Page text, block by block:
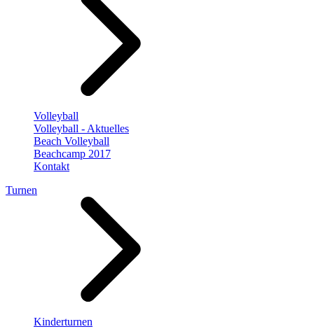
Volleyball
Volleyball - Aktuelles
Beach Volleyball
Beachcamp 2017
Kontakt
Turnen
Kinderturnen